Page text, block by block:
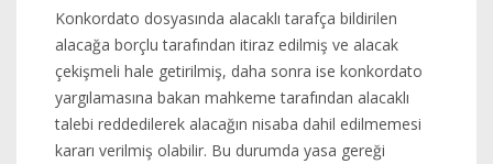
Konkordato dosyasında alacaklı tarafça bildirilen
alacağa borçlu tarafından itiraz edilmiş ve alacak
çekişmeli hale getirilmiş, daha sonra ise konkordato
yargılamasına bakan mahkeme tarafından alacaklı
talebi reddedilerek alacağın nisaba dahil edilmemesi
kararı verilmiş olabilir. Bu durumda yasa gereği